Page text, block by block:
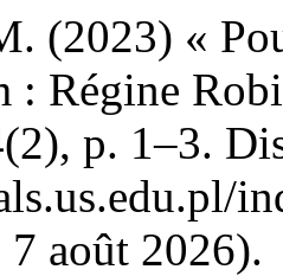
(2023) «
: Régine
p. 1–3.
août 2026).